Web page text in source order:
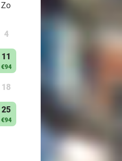
Zo
4
11
€94
18
25
€94